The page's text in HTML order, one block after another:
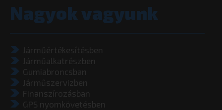
Nagyok vagyunk
Járműértékesítésben
Járműalkatrészben
Gumiabroncsban
Járműszervizben
Finanszírozásban
GPS nyomkövetésben